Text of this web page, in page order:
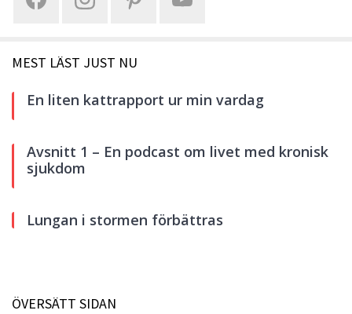
MEST LÄST JUST NU
En liten kattrapport ur min vardag
Avsnitt 1 – En podcast om livet med kronisk
sjukdom
Lungan i stormen förbättras
ÖVERSÄTT SIDAN